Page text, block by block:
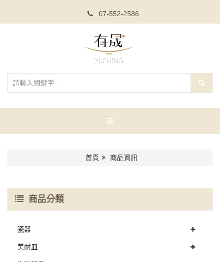
07-552-2586
首頁 商品資訊
商品分類
瓷器
美耐皿